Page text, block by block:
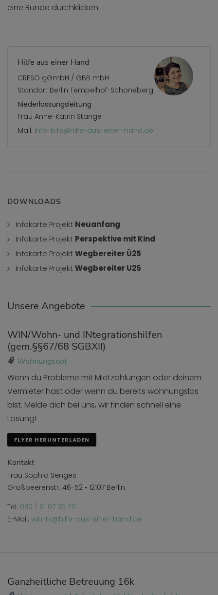
eine Runde durchklicken.
Hilfe aus einer Hand
CRESO gGmbH / GBB mbH
Standort Berlin Tempelhof-Schöneberg
Niederlassungsleitung
Frau Anne-Katrin Stange
Mail: info-b.ts@hilfe-aus-einer-hand.de
DOWNLOADS
Infokarte Projekt Neuanfang
Infokarte Projekt Perspektive mit Kind
Infokarte Projekt Wegbereiter Ü25
Infokarte Projekt Wegbereiter U25
Unsere Angebote
WIN/Wohn- und INtegrationshilfen
(gem.§§67/68 SGBXII)
Wohnungsnot
Wenn du Probleme mit Mietzahlungen oder deinem
Vermieter hast oder wenn du bereits wohnungslos
bist. Melde dich bei uns, wir finden schnell eine
Lösung!
FLYER HERUNTERLADEN
Kontakt
Frau Sophia Senges
Großbeerenstr. 46-52 • 12107 Berlin
Tel: 030 / 61 07 35 20
E-Mail: win-ts@hilfe-aus-einer-hand.de
Ganzheitliche Betreuung 16k